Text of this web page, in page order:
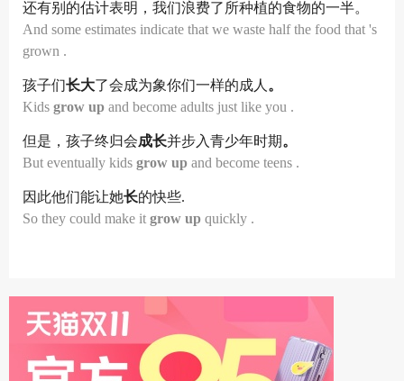
还有别的估计表明，我们浪费了所种植的食物的一半。
And some estimates indicate that we waste half the food that 's
grown .
孩子们长大了会成为象你们一样的成人 。
Kids grow up and become adults just like you .
但是，孩子终归会成长并步入青少年时期。
But eventually kids grow up and become teens .
因此他们能让她长的快些.
So they could make it grow up quickly .